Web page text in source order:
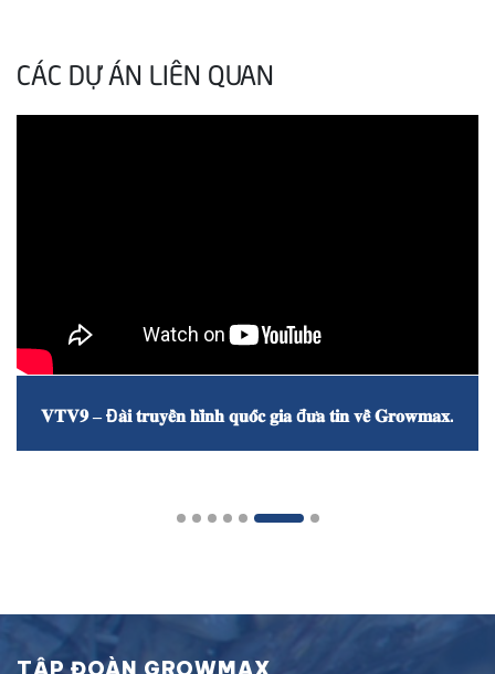
CÁC DỰ ÁN LIÊN QUAN
𝐕𝐓𝐕𝟗 – Đ𝐚̀𝐢 𝐭𝐫𝐮𝐲𝐞̂̀𝐧 𝐡𝐢̀𝐧𝐡 𝐪𝐮𝐨̂́𝐜 𝐠𝐢𝐚 đ𝐮̛𝐚 𝐭𝐢𝐧 𝐯𝐞̂̀ 𝐆𝐫𝐨𝐰𝐦𝐚𝐱.
TẬP ĐOÀN GROWMAX